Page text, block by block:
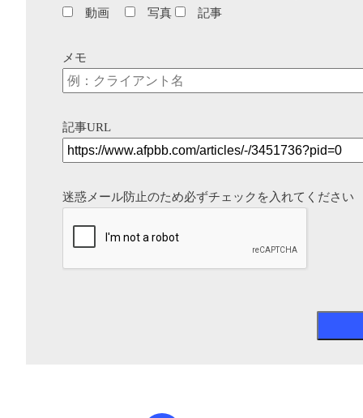
動画
写真 記事
メモ
記事URL
迷惑メール防止のため必ずチェックを入れてください